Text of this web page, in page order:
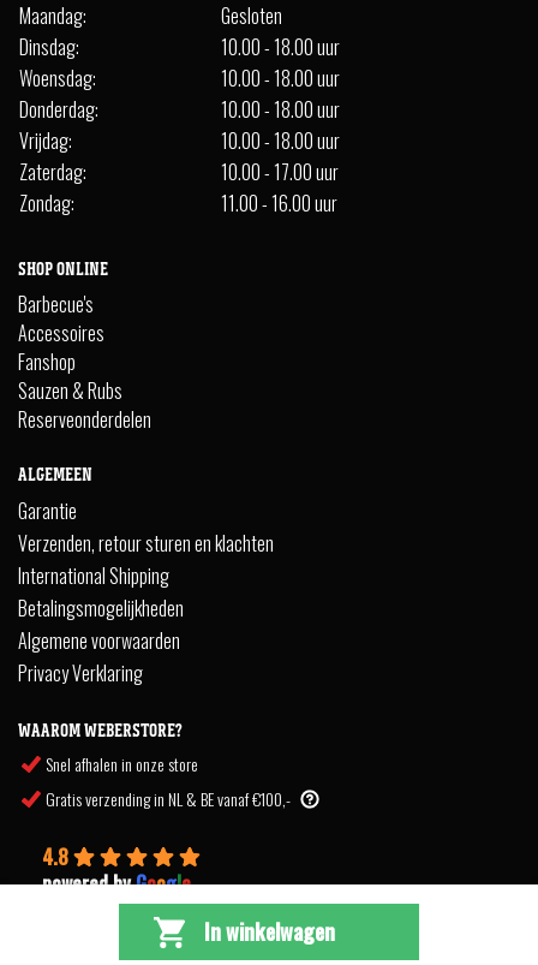
In winkelwagen
Maandag:
Gesloten
Dinsdag:
10.00 - 18.00 uur
Woensdag:
10.00 - 18.00 uur
Donderdag:
10.00 - 18.00 uur
Vrijdag:
10.00 - 18.00 uur
Zaterdag:
10.00 - 17.00 uur
Zondag:
11.00 - 16.00 uur
SHOP ONLINE
Barbecue's
Accessoires
Fanshop
Sauzen & Rubs
Reserveonderdelen
ALGEMEEN
Garantie
Verzenden, retour sturen en klachten
International Shipping
Betalingsmogelijkheden
Algemene voorwaarden
Privacy Verklaring
WAAROM WEBERSTORE?
Snel afhalen in onze store
Gratis verzending in NL & BE vanaf €100,-
4.8
powered byGoogle